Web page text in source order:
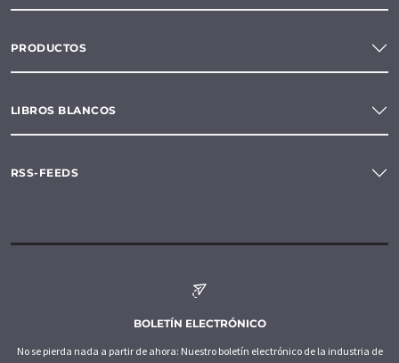
PRODUCTOS
LIBROS BLANCOS
RSS-FEEDS
BOLETÍN ELECTRÓNICO
No se pierda nada a partir de ahora: Nuestro boletín electrónico de la industria de